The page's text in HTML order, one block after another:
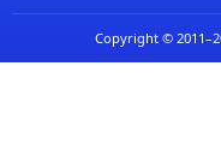
新评估